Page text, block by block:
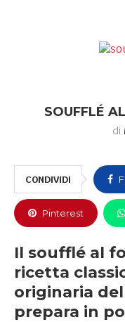
SOUFFLÉ
di
CONDIVIDI
Pinterest
Il soufflé al
ricetta
originaria
prepara in